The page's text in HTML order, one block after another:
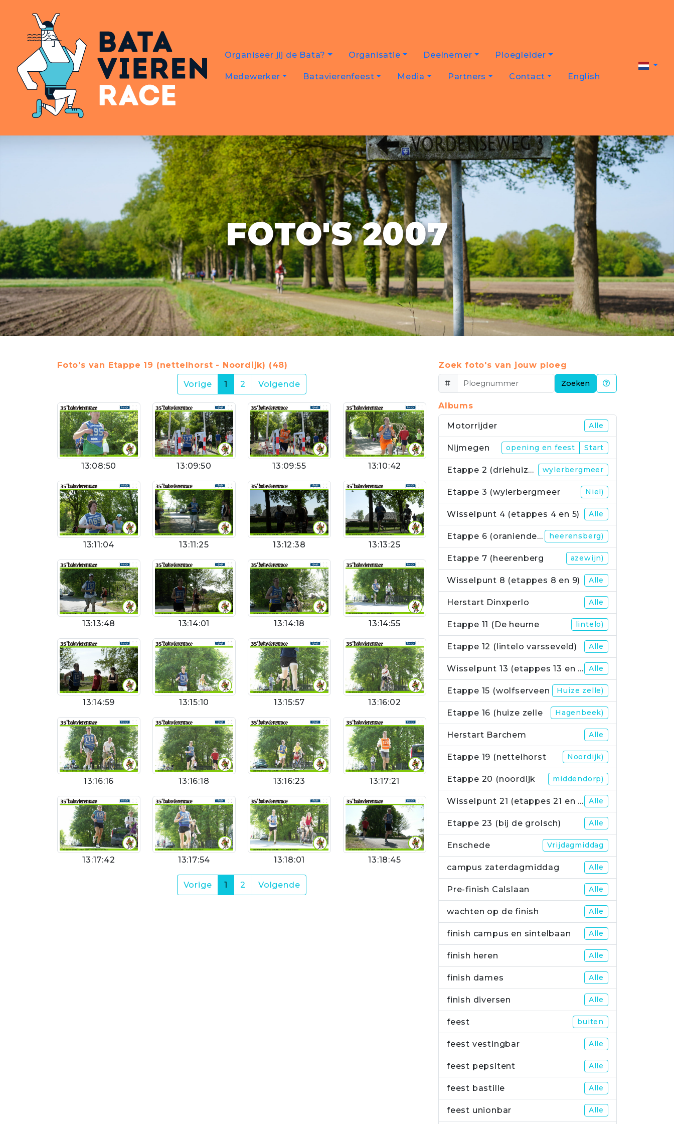
Organiseer jij de Bata? Organisatie Deelnemer Ploegleider
Medewerker Batavierenfeest Media Partners Contact English
FOTO'S 2007
Foto's van Etappe 19 (nettelhorst - Noordijk) (48)
Vorige
1 (current)
2 Volgende
13:08:50 13:09:50 13:09:55 13:10:42
13:11:04 13:11:25 13:12:38 13:13:25
13:13:48 13:14:01 13:14:18 13:14:55
13:14:59 13:15:10 13:15:57 13:16:02
13:16:16 13:16:18 13:16:23 13:17:21
13:17:42 13:17:54 13:18:01 13:18:45
Vorige 1 (current)
2 Volgende
Zoek foto's van jouw ploeg
#
Zoeken
Albums
Motorrijder Alle
Nijmegen opening en feest Start
Etappe 2 (driehuizerweg wylerbergmeer
Etappe 3 (wylerbergmeer Niel)
Wisselpunt 4 (etappes 4 en 5) Alle
Etappe 6 (oraniendeich heerensberg)
Etappe 7 (heerenberg azewijn)
Wisselpunt 8 (etappes 8 en 9) Alle
Herstart Dinxperlo Alle
Etappe 11 (De heurne lintelo)
Etappe 12 (lintelo varsseveld) Alle
Wisselpunt 13 (etappes 13 en 14) Alle
Etappe 15 (wolfserveen Huize zelle)
Etappe 16 (huize zelle Hagenbeek)
Herstart Barchem Alle
Etappe 19 (nettelhorst Noordijk)
Etappe 20 (noordijk middendorp)
Wisselpunt 21 (etappes 21 en 22) Alle
Etappe 23 (bij de grolsch) Alle
Enschede Vrijdagmiddag
campus zaterdagmiddag Alle
Pre-finish Calslaan Alle
wachten op de finish Alle
finish campus en sintelbaan Alle
finish heren Alle
finish dames Alle
finish diversen Alle
feest buiten
feest vestingbar Alle
feest pepsitent Alle
feest bastille Alle
feest unionbar Alle